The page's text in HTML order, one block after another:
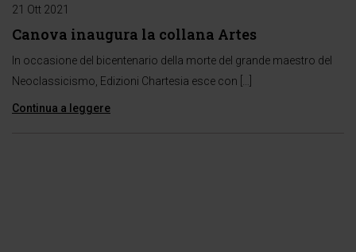
21 Ott 2021
Canova inaugura la collana Artes
In occasione del bicentenario della morte del grande maestro del
Neoclassicismo, Edizioni Chartesia esce con […]
Continua a leggere